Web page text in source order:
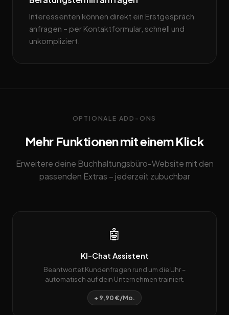
Interessenten können direkt ein Erstgespräch
anfragen – per Kontaktformular, schnell und
unkompliziert.
OPTIONALE ADD-ONS
Mehr Funktionen mit einem Klick
Erweitere deine Buchhaltungsbüro-Website mit den
passenden Extras – jederzeit zubuchbar
🤖
KI-Chat Assistent
Beantwortet Kundenfragen rund um die Uhr –
automatisch auf dein Unternehmen trainiert.
+ 9,90 €/Mo.